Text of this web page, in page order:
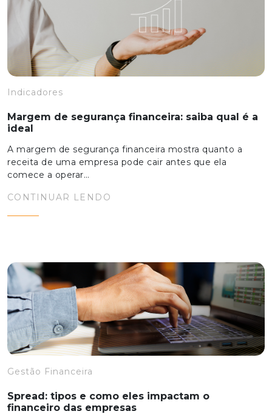
Indicadores
Margem de segurança financeira: saiba qual é a
ideal
A margem de segurança financeira mostra quanto a
receita de uma empresa pode cair antes que ela
comece a operar…
CONTINUAR LENDO
Gestão Financeira
Spread: tipos e como eles impactam o
financeiro das empresas